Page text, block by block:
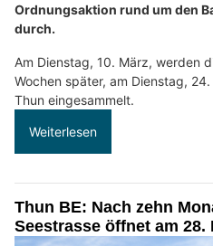
Ordnungsaktion rund um den
durch.
Am Dienstag, 10. März, werden
Wochen später, am Dienstag,
Thun eingesammelt.
Weiterlesen
Thun BE: Nach zehn
Seestrasse öffnet am